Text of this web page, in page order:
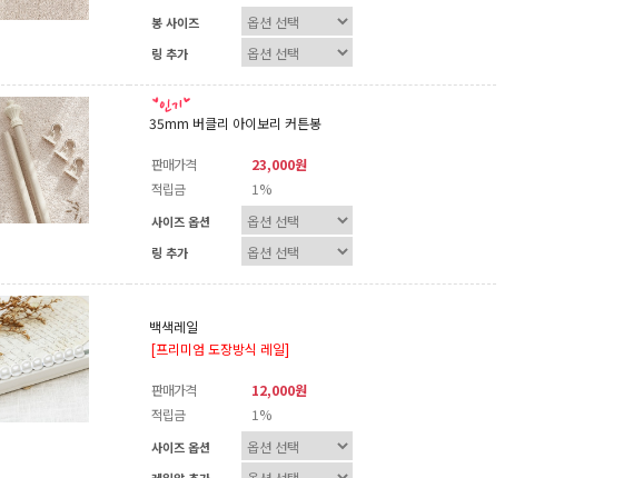
봉 사이즈
링 추가
35mm 버클리 아이보리 커튼봉
판매가격
23,000원
적립금
1%
사이즈 옵션
링 추가
백색레일
[프리미엄 도장방식 레일]
판매가격
12,000원
적립금
1%
사이즈 옵션